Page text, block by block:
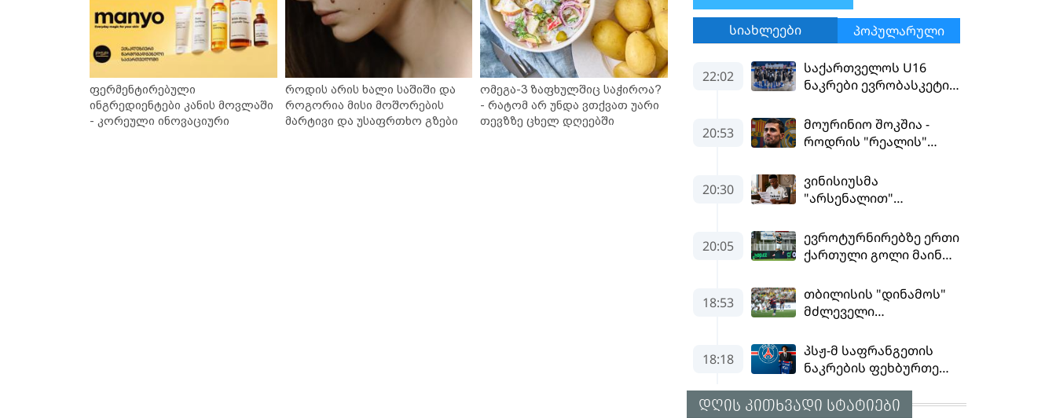
ფერმენტირებული
ინგრედიენტები კანის მოვლაში
- კორეული ინოვაციური
როდის არის ხალი საშიში და
როგორია მისი მოშორების
მარტივი და უსაფრთხო გზები
ომეგა-3 ზაფხულშიც საჭიროა?
- რატომ არ უნდა ვთქვათ უარი
თევზზე ცხელ დღეებში
დღის კითხვადი სტატიები